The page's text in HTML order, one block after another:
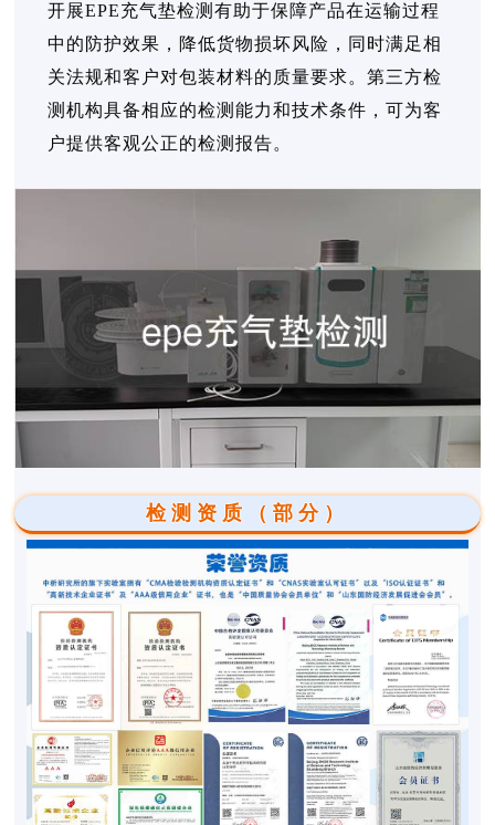
开展EPE充气垫检测有助于保障产品在运输过程
中的防护效果，降低货物损坏风险，同时满足相
关法规和客户对包装材料的质量要求。第三方检
测机构具备相应的检测能力和技术条件，可为客
户提供客观公正的检测报告。
检测资质（部分）